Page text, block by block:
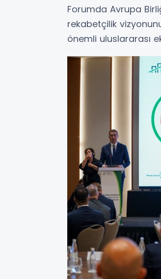
Forumda Avrupa
rekabetçilik
önemli uluslararası